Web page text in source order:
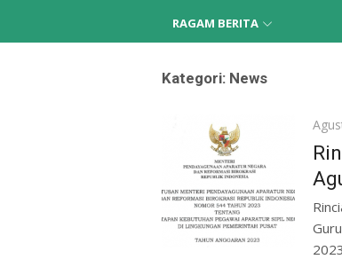
RAGAM BERITA
Kategori: News
on